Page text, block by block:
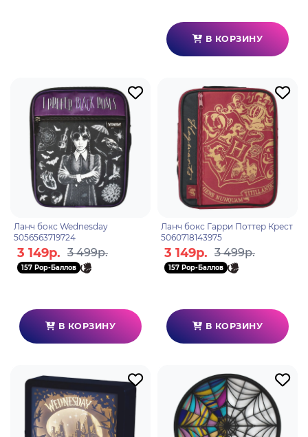
В КОРЗИНУ
Ланч бокс Wednesday
5056563719724
3 149р. 3 499р.
157 Pop-Баллов
В КОРЗИНУ
Ланч бокс Гарри Поттер Крест
5060718143975
3 149р. 3 499р.
157 Pop-Баллов
В КОРЗИНУ